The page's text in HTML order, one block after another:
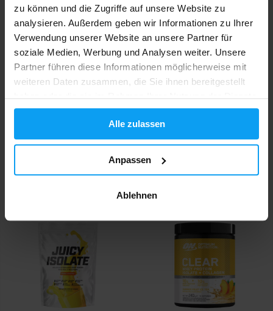
zu können und die Zugriffe auf unsere Website zu
analysieren. Außerdem geben wir Informationen zu Ihrer
Verwendung unserer Website an unsere Partner für
soziale Medien, Werbung und Analysen weiter. Unsere
Partner führen diese Informationen möglicherweise mit
weiteren Daten zusammen, die Sie ihnen bereitgestellt
haben oder die sie im Rahmen Ihrer Nutzung der Dienste
gesammelt haben.
Alle zulassen
Anpassen
Ablehnen
Iso Whey Platinum 908 g
41,90€
-8%
Anabolic Iso+Hydro 2000 g
86,90€ 94,90€